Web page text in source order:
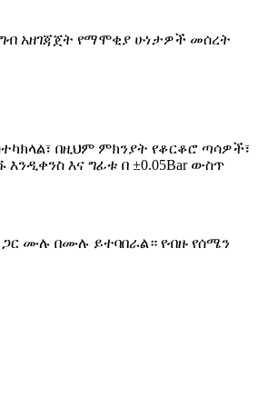
አዘገጃጀት የማሞቂያ ሁነታዎች መሰረት
በዚህም ምክንያት የቆርቆሮ ጣሳዎች፣
እና ግፊቱ በ ±0.05Bar ውስጥ
ሙሉ በሙሉ ይተባበራል። የብዙ የሰሜን